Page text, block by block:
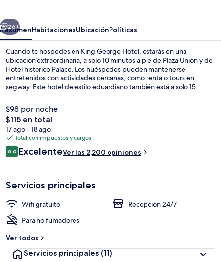
Siguiente
26+
ResumenHabitacionesUbicaciónPolíticas
Cuando te hospedes en King George Hotel, estarás en una
ubicación extraordinaria, a solo 10 minutos a pie de Plaza Unión y de
Hotel histórico Palace. Los huéspedes pueden mantenerse
entretenidos con actividades cercanas, como renta o tours en
segway. Este hotel de estilo eduardiano también está a solo 15
Arte Moderno de San Francisco. A otros visitantes les gusta que la
propiedad está a una corta distancia a pie de opciones de
transporte público: Estación de metro de Powell St & O'Farrell St
está a unos pasos y Estación de metro de Powell St & Geary Blvd
está a 3 minutos.
$98 por noche
El
precio
total
es
de
$115 en total
17 ago - 18 ago
Total con impuestos y cargos
Opiniones
8.68.6 de 10,
ExcelenteVer las 2,200 opiniones
Servicios principales
Wifi gratuito
Recepción 24/7
Para no fumadores
Ver todos
Servicios principales (11)